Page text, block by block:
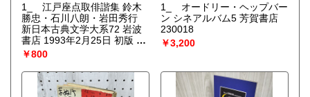
1_ 江戸座点取俳諧集 鈴木
勝忠・石川八朗・岩田秀行
新日本古典文学大系72 岩波
書店 1993年2月25日 初版 平
成5年 函 帯 月報付 120094
￥800
1_ オードリー・ヘップバー
ン シネアルバム5 芳賀書店
230018
￥3,200